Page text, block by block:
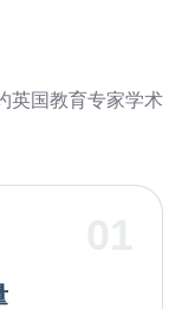
英国教育专家学术